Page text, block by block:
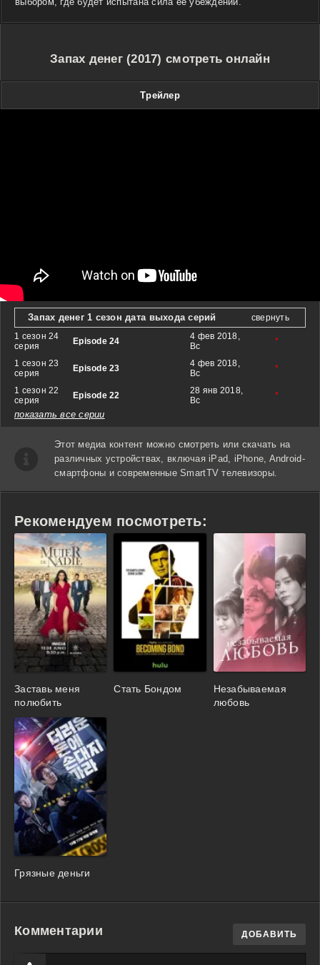
Запах денег (2017) смотреть онлайн
Трейлер
Запах денег 1 сезон дата выхода серий
свернуть
1 сезон 24
серия
Episode 24
4 фев 2018,
Вс
*
1 сезон 23
серия
Episode 23
4 фев 2018,
Вс
*
1 сезон 22
серия
Episode 22
28 янв 2018,
Вс
*
показать все серии
Этот медиа контент можно смотреть или скачать на
различных устройствах, включая iPad, iPhone, Android-
смартфоны и современные SmartTV телевизоры.
Рекомендуем посмотреть:
Заставь меня
полюбить
Стать Бондом
Незабываемая
любовь
Грязные деньги
Комментарии ДОБАВИТЬ